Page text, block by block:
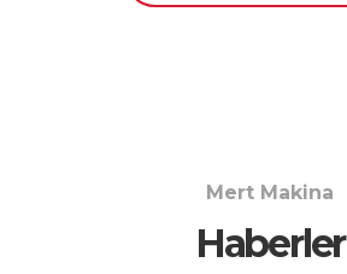
Mert Makina
Haberler